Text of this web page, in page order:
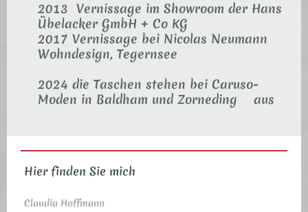
2013 Vernissage im Showroom der Hans
Übelacker GmbH + Co KG
2017 Vernissage bei Nicolas Neumann
Wohndesign, Tegernsee
2024 die Taschen stehen bei Caruso-
Moden in Baldham und Zorneding aus
Hier finden Sie mich
Claudia Hoffmann